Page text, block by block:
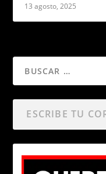
13 agosto, 2025